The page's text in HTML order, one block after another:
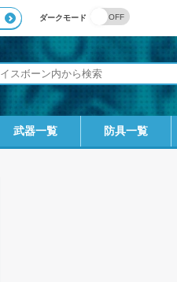
ダークモード
武器一覧 防具一覧